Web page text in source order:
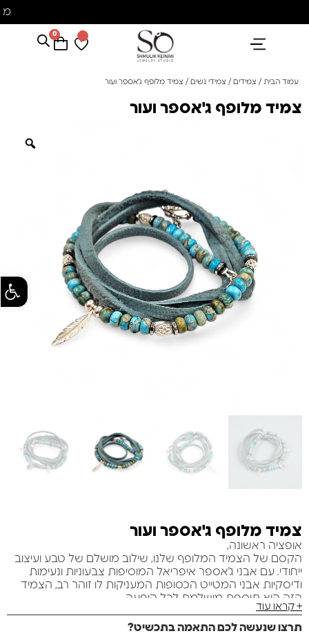
0
עמוד הבית / צמידים / צמידי נשים / צמיד מלופף ג'אספר ועור
צמיד מלופף ג'אספר ועור
צמיד מלופף ג'אספר ועור
אופציה ראשונה,
הקסם של הצמיד המלופף שלנו, שילוב מושלם של טבע ועיצוב
ייחודי. עם אבני ג'אספר איפריאל המוסיפות צבעוניות ונעימות
ודיסקיות אבני המטייט הכסופות המעניקות לו זוהר רב, הצמיד
הזה הוא תוספת מושלמת לכל הופעה.
אופציה שנייה,
היכנסי לעולם של יופי ואלגנטיות עם הצמיד המלופף שלנו!
+ קראו עוד
תרצו שנעשה לכם התאמה בתכשיט?
פתח